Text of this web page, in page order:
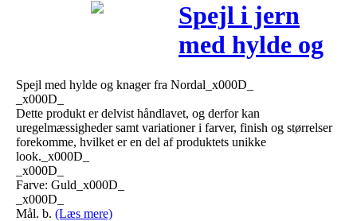
Spejl i jern
med hylde og
4 knager –
51×30 cm –
guld
Spejl med hylde og knager fra Nordal_x000D_
_x000D_
Dette produkt er delvist håndlavet, og derfor kan
uregelmæssigheder samt variationer i farver, finish og størrelser
forekomme, hvilket er en del af produktets unikke
look._x000D_
_x000D_
Farve: Guld_x000D_
_x000D_
Mål. b. (Læs mere)